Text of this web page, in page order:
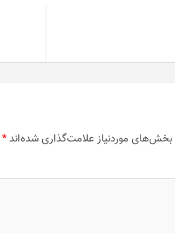
بخش‌های موردنیاز علامت‌گذاری شده‌اند*